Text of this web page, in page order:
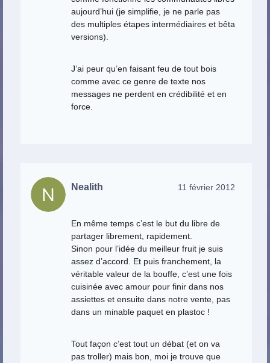
aujourd’hui (je simplifie, je ne parle pas
des multiples étapes intermédiaires et bêta
versions).
J’ai peur qu’en faisant feu de tout bois
comme avec ce genre de texte nos
messages ne perdent en crédibilité et en
force.
Nealith 11 février 2012
En même temps c’est le but du libre de
partager librement, rapidement.
Sinon pour l’idée du meilleur fruit je suis
assez d’accord. Et puis franchement, la
véritable valeur de la bouffe, c’est une fois
cuisinée avec amour pour finir dans nos
assiettes et ensuite dans notre vente, pas
dans un minable paquet en plastoc !
Tout façon c’est tout un débat (et on va
pas troller) mais bon, moi je trouve que